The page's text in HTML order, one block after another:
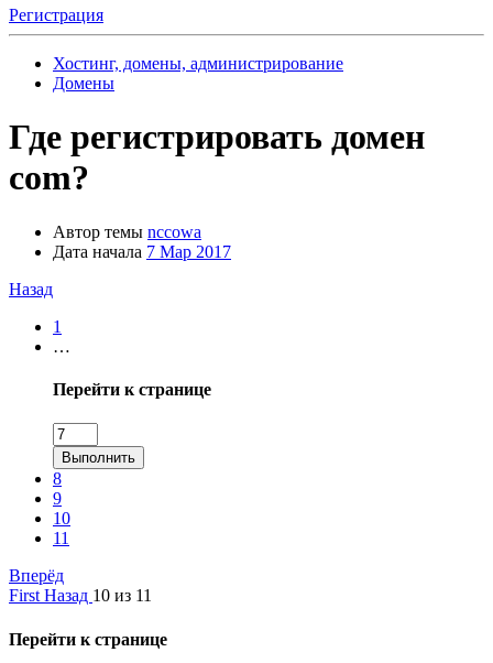
Регистрация
Хостинг, домены, администрирование
Домены
Где регистрировать домен
com?
Автор темы nccowa
Дата начала 7 Мар 2017
Назад
1
…
Перейти к странице
Выполнить
8
9
10
11
Вперёд
First Назад 10 из 11
Перейти к странице